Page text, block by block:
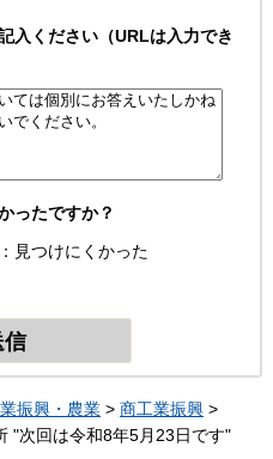
入ください（URLは入力でき
ったですか？
見つけにくかった
振興・農業 > 商工業振興 >
"次回は令和8年5月23日です"